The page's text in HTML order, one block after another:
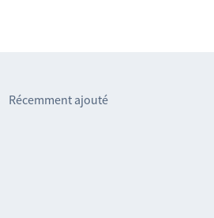
Récemment ajouté